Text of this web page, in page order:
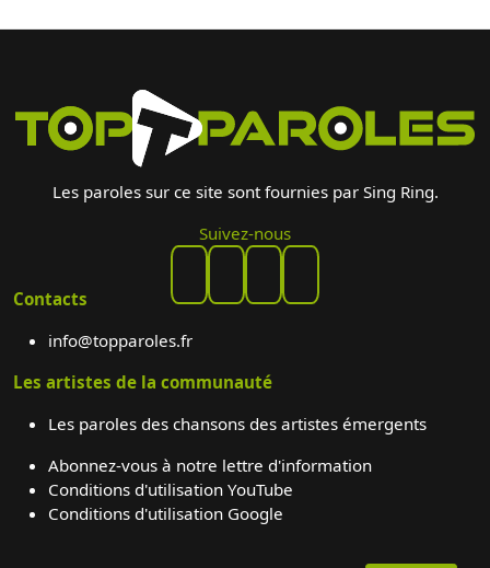
Les paroles sur ce site sont fournies par Sing Ring.
Suivez-nous
Contacts
info@topparoles.fr
Les artistes de la communauté
Les paroles des chansons des artistes émergents
Abonnez-vous à notre lettre d'information
Conditions d'utilisation YouTube
Conditions d'utilisation Google